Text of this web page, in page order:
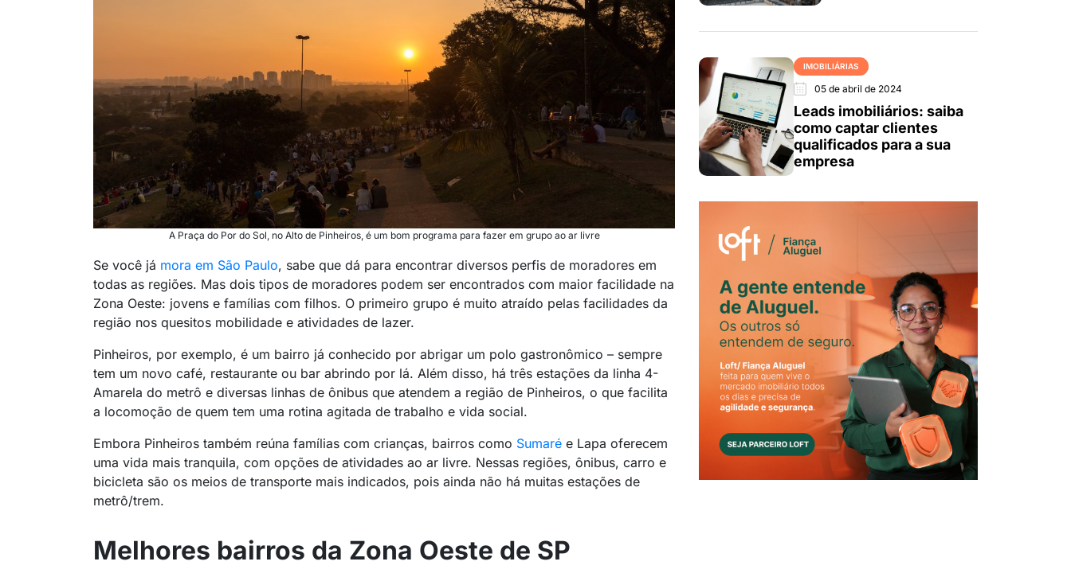
A Praça do Por do Sol, no Alto de Pinheiros, é um bom programa para fazer em grupo ao ar livre
Se você já mora em São Paulo, sabe que dá para encontrar diversos perfis de moradores em
todas as regiões. Mas dois tipos de moradores podem ser encontrados com maior facilidade na
Zona Oeste: jovens e famílias com filhos. O primeiro grupo é muito atraído pelas facilidades da
região nos quesitos mobilidade e atividades de lazer.
Pinheiros, por exemplo, é um bairro já conhecido por abrigar um polo gastronômico – sempre
tem um novo café, restaurante ou bar abrindo por lá. Além disso, há três estações da linha 4-
Amarela do metrô e diversas linhas de ônibus que atendem a região de Pinheiros, o que facilita
a locomoção de quem tem uma rotina agitada de trabalho e vida social.
Embora Pinheiros também reúna famílias com crianças, bairros como Sumaré e Lapa oferecem
uma vida mais tranquila, com opções de atividades ao ar livre. Nessas regiões, ônibus, carro e
bicicleta são os meios de transporte mais indicados, pois ainda não há muitas estações de
metrô/trem.
Melhores bairros da Zona Oeste de SP
IMOBILIÁRIAS
05 de abril de 2024
Leads imobiliários: saiba
como captar clientes
qualificados para a sua
empresa